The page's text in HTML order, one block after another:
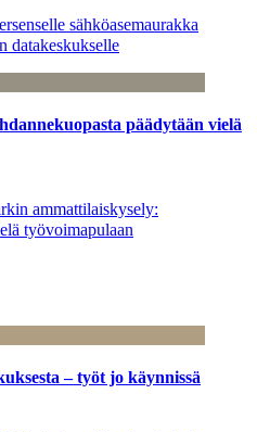
sähköasemaurakka
datakeskukselle
päädytään vielä
ammattilaiskysely:
työvoimapulaan
– työt jo käynnissä